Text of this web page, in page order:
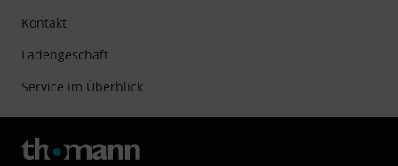
Kontakt
Ladengeschäft
Service im Überblick